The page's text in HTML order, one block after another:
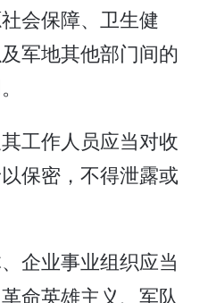
会保障、卫生健
军地其他部门间的
工作人员应当对收
保密，不得泄露或
企业事业组织应当
命英雄主义、军队